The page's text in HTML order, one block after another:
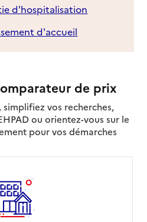
d'hospitalisation
d'accueil
de prix
simplifiez vos recherches,
ou orientez-vous sur le
pour vos démarches